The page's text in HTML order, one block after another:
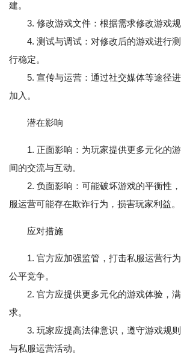
建。
3. 修改游戏文件：根据需求修改游戏规
4. 测试与调试：对修改后的游戏进行测
行稳定。
5. 宣传与运营：通过社交媒体等途径进
加入。
潜在影响
1. 正面影响：为玩家提供更多元化的
间的交流与互动。
2. 负面影响：可能破坏游戏的平衡性，
服运营可能存在欺诈行为，损害玩家利益。
应对措施
1. 官方应加强监管，打击私服运营行
公平竞争。
2. 官方应提供更多元化的游戏体验，满
求。
3. 玩家应提高法律意识，遵守游戏规则
与私服运营活动。